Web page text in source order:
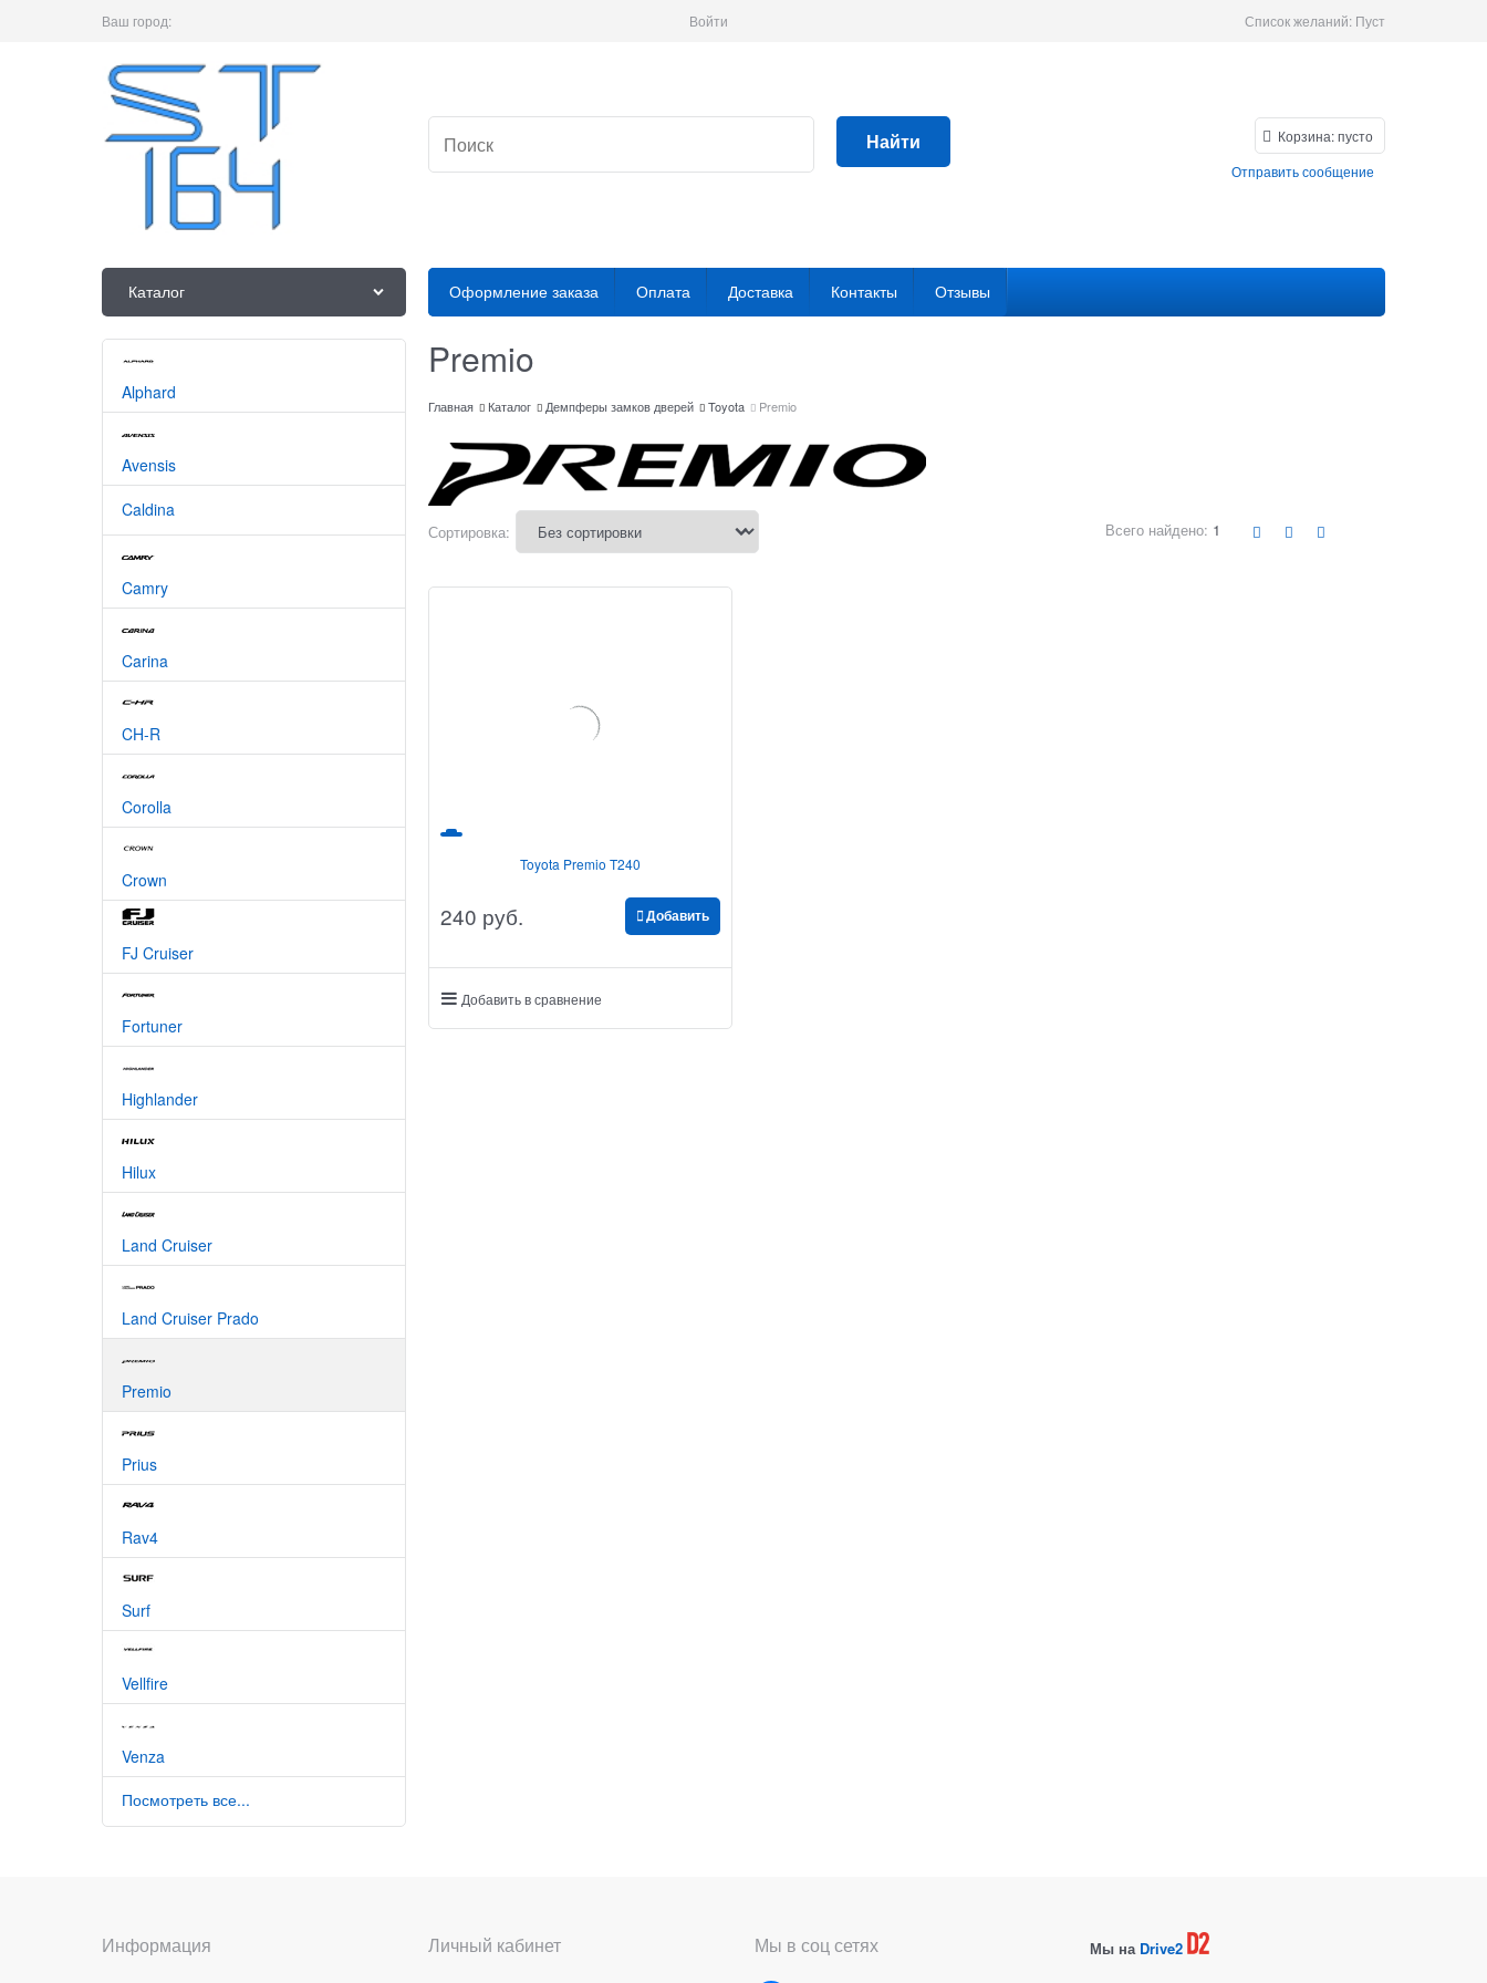
Ваш город: Войти Список желаний: Пуст
Найти Корзина:пусто
Отправить сообщение
Каталог Оформление заказа Оплата Доставка Контакты Отзывы
Alphard
Avensis
Caldina
Camry
Carina
CH-R
Corolla
Crown
FJ Cruiser
Fortuner
Highlander
Hilux
Land Cruiser
Land Cruiser Prado
Premio
Prius
Rav4
Surf
Vellfire
Venza
Посмотреть все...
Premio
Главная Каталог Демпферы замков дверей Toyota Premio
Сортировка: Всего найдено: 1
Toyota Premio T240
240 руб. Добавить
Добавить в сравнение
Информация Личный кабинет Мы в соц сетях Мы на Drive2